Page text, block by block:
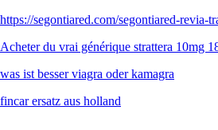
https://segontiared.com/segontiared-revia-
Acheter du vrai générique strattera 10mg
was ist besser viagra oder kamagra
fincar ersatz aus holland